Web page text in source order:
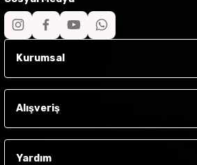
Kurumsal
Alışveriş
Yardım